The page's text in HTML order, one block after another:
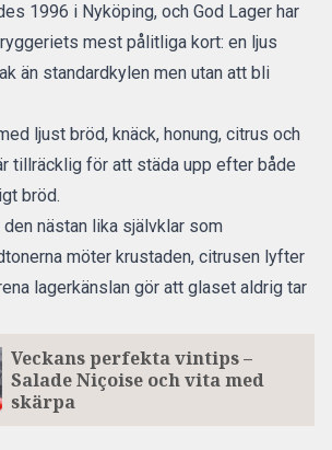
1996 i Nyköping, och God Lager har
mest pålitliga kort: en ljus
än standardkylen men utan att bli
ljust bröd, knäck, honung, citrus och
tillräcklig för att städa upp efter både
bröd.
nästan lika självklar som
möter krustaden, citrusen lyfter
lagerkänslan gör att glaset aldrig tar
Veckans perfekta vintips –
Salade Niçoise och vita med
skärpa